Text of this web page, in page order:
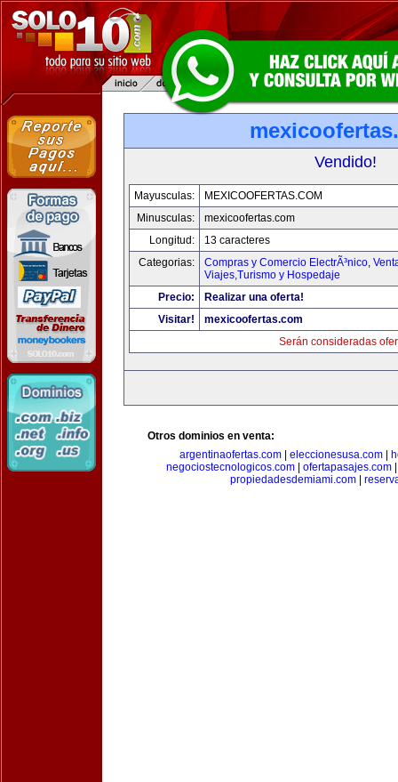
Vendido!
Mayusculas:
MEXICOOFERTAS.COM
Minusculas:
mexicoofertas.com
Longitud:
13 caracteres
Categorias:
Compras y Comercio ElectrÃ³nico,
Viajes,Turismo y Hospedaje
Precio:
Realizar una oferta!
Visitar!
mexicoofertas.com
Serán consideradas
Otros dominios en venta:
argentinaofertas.com| eleccionesusa.com|
negociostecnologicos.com
ofertapasajes.com
propiedadesdemiami.com|